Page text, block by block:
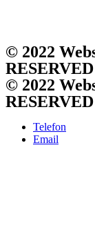
© 2022
RESERVED
© 2022
RESERVED
Telefon
Email